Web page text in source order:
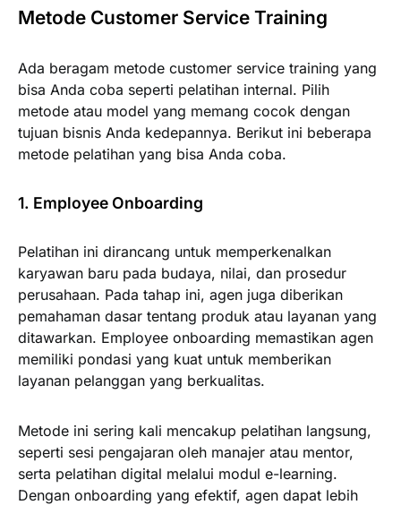
Metode Customer Service Training
Ada beragam metode customer service training yang
bisa Anda coba seperti pelatihan internal. Pilih
metode atau model yang memang cocok dengan
tujuan bisnis Anda kedepannya. Berikut ini beberapa
metode pelatihan yang bisa Anda coba.
1. Employee Onboarding
Pelatihan ini dirancang untuk memperkenalkan
karyawan baru pada budaya, nilai, dan prosedur
perusahaan. Pada tahap ini, agen juga diberikan
pemahaman dasar tentang produk atau layanan yang
ditawarkan. Employee onboarding memastikan agen
memiliki pondasi yang kuat untuk memberikan
layanan pelanggan yang berkualitas.
Metode ini sering kali mencakup pelatihan langsung,
seperti sesi pengajaran oleh manajer atau mentor,
serta pelatihan digital melalui modul e-learning.
Dengan onboarding yang efektif, agen dapat lebih